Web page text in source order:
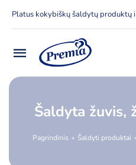
Platus kokybiškų šaldytų produktų
Toggle
Navigation
E-parduotuvė
Šaldyta žuvis,
Pagrindinis Šaldyti produktai